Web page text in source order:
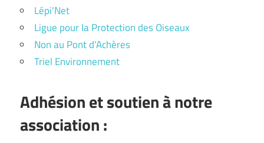
Lépi'Net
Ligue pour la Protection des Oiseaux
Non au Pont d'Achères
Triel Environnement
Adhésion et soutien à notre
association :